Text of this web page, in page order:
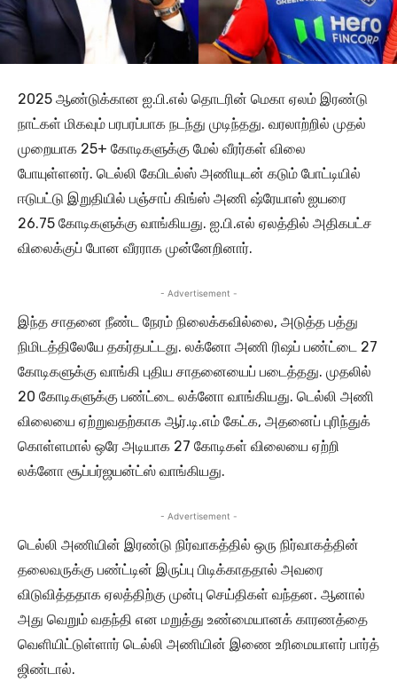
2025 ஆண்டுக்கான ஐ.பி.எல் தொடரின் மெகா ஏலம் இரண்டு
நாட்கள் மிகவும் பரபரப்பாக நடந்து முடிந்தது. வரலாற்றில் முதல்
முறையாக 25+ கோடிகளுக்கு மேல் வீரர்கள் விலை
போயுள்ளனர். டெல்லி கேபிடல்ஸ் அணியுடன் கடும் போட்டியில்
ஈடுபட்டு இறுதியில் பஞ்சாப் கிங்ஸ் அணி ஷ்ரேயாஸ் ஐயரை
26.75 கோடிகளுக்கு வாங்கியது. ஐ.பி.எல் ஏலத்தில் அதிகபட்ச
விலைக்குப் போன வீரராக முன்னேறினார்.
- Advertisement -
இந்த சாதனை நீண்ட நேரம் நிலைக்கவில்லை, அடுத்த பத்து
நிமிடத்திலேயே தகர்தபட்டது. லக்னோ அணி ரிஷப் பண்ட்டை 27
கோடிகளுக்கு வாங்கி புதிய சாதனையைப் படைத்தது. முதலில்
20 கோடிகளுக்கு பண்ட்டை லக்னோ வாங்கியது. டெல்லி அணி
விலையை ஏற்றுவதற்காக ஆர்.டி.எம் கேட்க, அதனைப் புரிந்துக்
கொள்ளமால் ஒரே அடியாக 27 கோடிகள் விலையை ஏற்றி
லக்னோ சூப்பர்ஜயன்ட்ஸ் வாங்கியது.
- Advertisement -
டெல்லி அணியின் இரண்டு நிர்வாகத்தில் ஒரு நிர்வாகத்தின்
தலைவருக்கு பண்ட்டின் இருப்பு பிடிக்காததால் அவரை
விடுவித்ததாக ஏலத்திற்கு முன்பு செய்திகள் வந்தன. ஆனால்
அது வெறும் வதந்தி என மறுத்து உண்மையானக் காரணத்தை
வெளியிட்டுள்ளார் டெல்லி அணியின் இணை உரிமையாளர் பார்த்
ஜிண்டால்.